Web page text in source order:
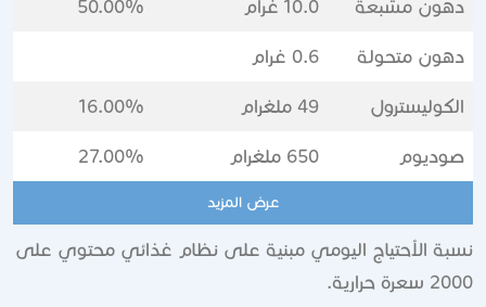
مشبعة 10.0 غرام 50.00%
متحولة
16.00%
27.00%
عرض المزيد
الأحتياج اليومي مبنية على نظام غذائي محتوي على
حرارية.